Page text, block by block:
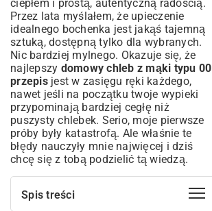
ciepłem i prostą, autentyczną radością.
Przez lata myślałem, że upieczenie
idealnego bochenka jest jakąś tajemną
sztuką, dostępną tylko dla wybranych.
Nic bardziej mylnego. Okazuje się, że
najlepszy domowy chleb z mąki typu 00
przepisjest w zasięgu ręki każdego,
nawet jeśli na początku twoje wypieki
przypominają bardziej cegłę niż
puszysty chlebek. Serio, moje pierwsze
próby były katastrofą. Ale właśnie te
błędy nauczyły mnie najwięcej i dziś
chcę się z tobą podzielić tą wiedzą.
Spis treści